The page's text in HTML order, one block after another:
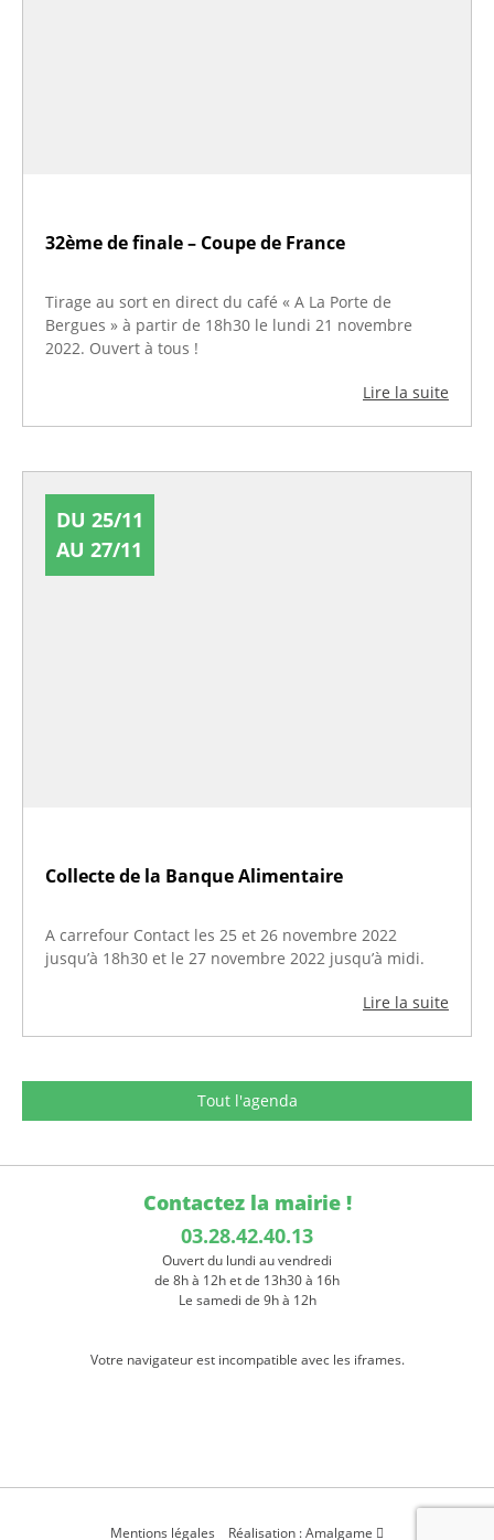
32ème de finale – Coupe de France
Tirage au sort en direct du café « A La Porte de
Bergues » à partir de 18h30 le lundi 21 novembre
2022. Ouvert à tous !
Lire la suite
DU 25/11
AU 27/11
Collecte de la Banque Alimentaire
A carrefour Contact les 25 et 26 novembre 2022
jusqu’à 18h30 et le 27 novembre 2022 jusqu’à midi.
Lire la suite
Tout l'agenda
Contactez la mairie !
03.28.42.40.13
Ouvert du lundi au vendredi
de 8h à 12h et de 13h30 à 16h
Le samedi de 9h à 12h
Votre navigateur est incompatible avec les iframes.
Mentions légales Réalisation : Amalgame